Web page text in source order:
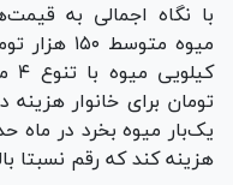
با نگاه اجمالی به
تومان برای خانوار هزینه
هزینه کند که رقم نسبتا